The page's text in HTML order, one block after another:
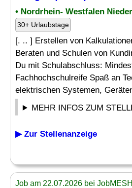
• Nordrhein- Westfalen
30+ Urlaubstage
[. .. ] Erstellen von
Beraten und Schulen von
Du mit Schulabschluss:
Fachhochschulreife Spaß an
elektrischen Systemen,
MEHR INFOS ZUM
▶ Zur Stellenanzeige
Job am 22.07.2026 bei